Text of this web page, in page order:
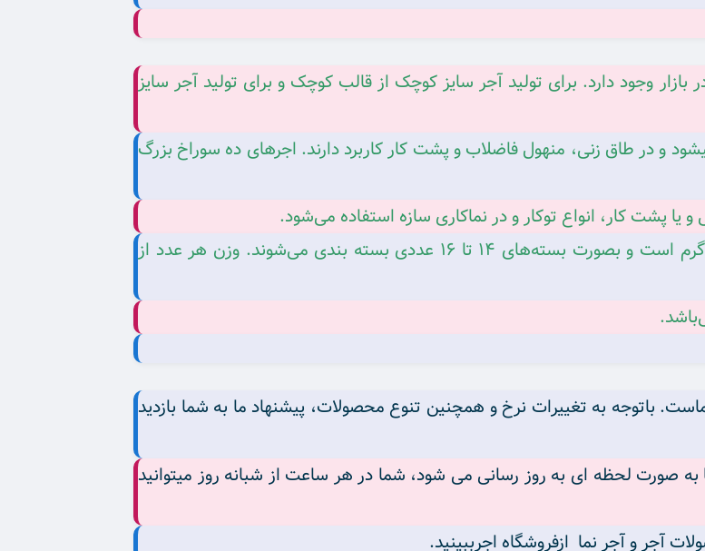
در بازار وجود دارد. برای تولید آجر سایز کوچک از قالب کوچک و برای تولید آجر سایز
و در طاق زنی، منهول فاضلاب و پشت کار کاربرد دارند. اجرهای ده سوراخ بزرگ
و یا پشت کار، انواع توکار و در نماکاری سازه استفاده می‌شود.
معمولا وزن آجرهای سوراخ ‌دار کوچک 5 سانتی متری 750 گرم است و بصورت بسته‌های 14 تا 16 عددی بسته بندی می‌شوند. وزن هر عدد از
باتوجه به تغییرات نرخ و همچنین تنوع محصولات، پیشنهاد ما به شما بازدید
صورت لحظه ای به روز رسانی می شود، شما در هر ساعت از شبانه روز میتوانید